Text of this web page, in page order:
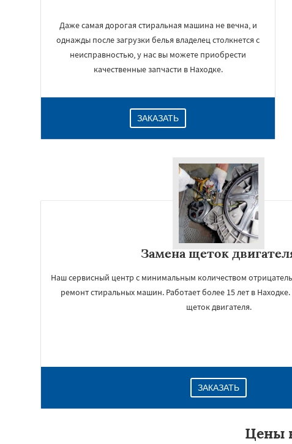
Даже самая дорогая стиральная машина не вечна, и
однажды после загрузки белья владелец столкнется с
неисправностью, у нас вы можете приобрести
качественные запчасти в Находке.
ЗАКАЗАТЬ
Замена щеток
Наш сервисный центр с минимальным количеством
ремонт стиральных машин. Работает более 15 лет в
щеток двигателя.
ЗАКАЗАТЬ
Цены